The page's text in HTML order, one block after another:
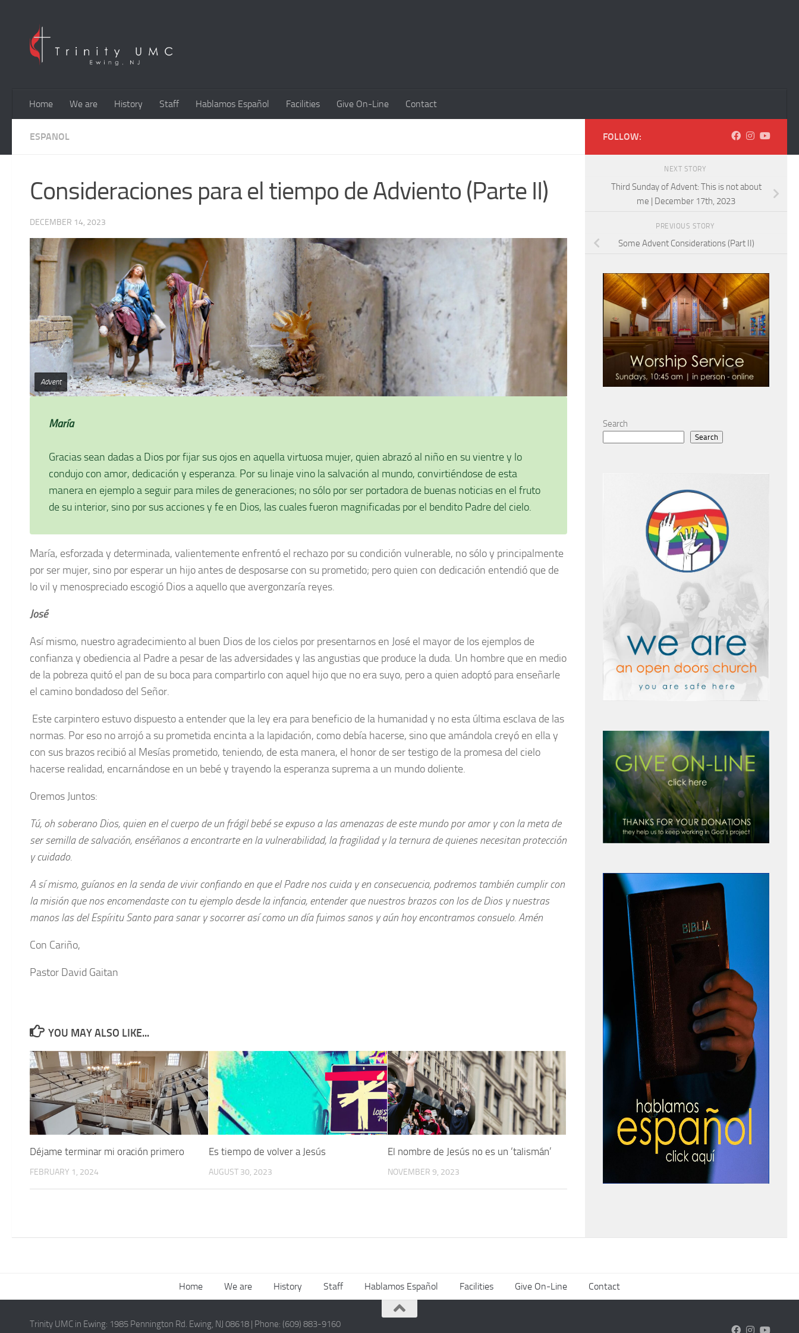
Home We are History Staff Hablamos Español Facilities Give On-Line Contact
ESPANOL
Consideraciones para el tiempo de Adviento (Parte II)
DECEMBER 14, 2023
Advent
María
Gracias sean dadas a Dios por fijar sus ojos en aquella virtuosa mujer, quien abrazó al niño en su vientre y lo
condujo con amor, dedicación y esperanza. Por su linaje vino la salvación al mundo, convirtiéndose de esta
manera en ejemplo a seguir para miles de generaciones; no sólo por ser portadora de buenas noticias en el fruto
de su interior, sino por sus acciones y fe en Dios, las cuales fueron magnificadas por el bendito Padre del cielo.
María, esforzada y determinada, valientemente enfrentó el rechazo por su condición vulnerable, no sólo y principalmente
por ser mujer, sino por esperar un hijo antes de desposarse con su prometido; pero quien con dedicación entendió que de
lo vil y menospreciado escogió Dios a aquello que avergonzaría reyes.
José
Así mismo, nuestro agradecimiento al buen Dios de los cielos por presentarnos en José el mayor de los ejemplos de
confianza y obediencia al Padre a pesar de las adversidades y las angustias que produce la duda. Un hombre que en medio
de la pobreza quitó el pan de su boca para compartirlo con aquel hijo que no era suyo, pero a quien adoptó para enseñarle
el camino bondadoso del Señor.
Este carpintero estuvo dispuesto a entender que la ley era para beneficio de la humanidad y no esta última esclava de las
normas. Por eso no arrojó a su prometida encinta a la lapidación, como debía hacerse, sino que amándola creyó en ella y
con sus brazos recibió al Mesías prometido, teniendo, de esta manera, el honor de ser testigo de la promesa del cielo
hacerse realidad, encarnándose en un bebé y trayendo la esperanza suprema a un mundo doliente.
Oremos Juntos:
Tú, oh soberano Dios, quien en el cuerpo de un frágil bebé se expuso a las amenazas de este mundo por amor y con la meta de
ser semilla de salvación, enséñanos a encontrarte en la vulnerabilidad, la fragilidad y la ternura de quienes necesitan protección
y cuidado.
A sí mismo, guíanos en la senda de vivir confiando en que el Padre nos cuida y en consecuencia, podremos también cumplir con
la misión que nos encomendaste con tu ejemplo desde la infancia, entender que nuestros brazos con los de Dios y nuestras
manos las del Espíritu Santo para sanar y socorrer así como un día fuimos sanos y aún hoy encontramos consuelo. Amén
Con Cariño,
Pastor David Gaitan
YOU MAY ALSO LIKE...
Déjame terminar mi oración primero
FEBRUARY 1, 2024
Es tiempo de volver a Jesús
AUGUST 30, 2023
El nombre de Jesús no es un ‘talismán’
NOVEMBER 9, 2023
FOLLOW:
NEXT STORY
Third Sunday of Advent: This is not about
me | December 17th, 2023
PREVIOUS STORY
Some Advent Considerations (Part II)
Search
Search
Home We are History Staff Hablamos Español Facilities Give On-Line Contact
Trinity UMC in Ewing: 1985 Pennington Rd. Ewing, NJ 08618 | Phone: (609) 883-9160